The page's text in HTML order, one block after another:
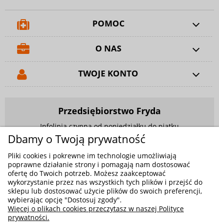
POMOC
O NAS
TWOJE KONTO
Przedsiębiorstwo Fryda
Infolinia czynna od poniedziałku do piątku
w godzinach 9.00 - 17.00
881 703 704
E-mail:sklep@fryda.com.pl
Sklepy stacjonarne:
ul. Składowa 26, 34-400 Nowy Targ
ul. Żywiecka 91, 43-300 Bielsko-Biała
Dbamy o Twoją prywatność
Pliki cookies i pokrewne im technologie umożliwiają
poprawne działanie strony i pomagają nam dostosować
ofertę do Twoich potrzeb. Możesz zaakceptować
wykorzystanie przez nas wszystkich tych plików i przejść do
sklepu lub dostosować użycie plików do swoich preferencji,
wybierając opcję "Dostosuj zgody".
Więcej o plikach cookies przeczytasz w naszej Polityce
prywatności.